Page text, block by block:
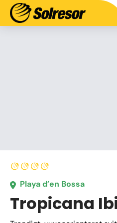
Playa d’en Bossa
Tropicana